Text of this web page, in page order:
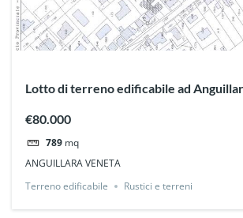
Lotto di terreno edificabile ad
€80.000
789 mq
ANGUILLARA VENETA
Terreno edificabile
Rustici e terreni